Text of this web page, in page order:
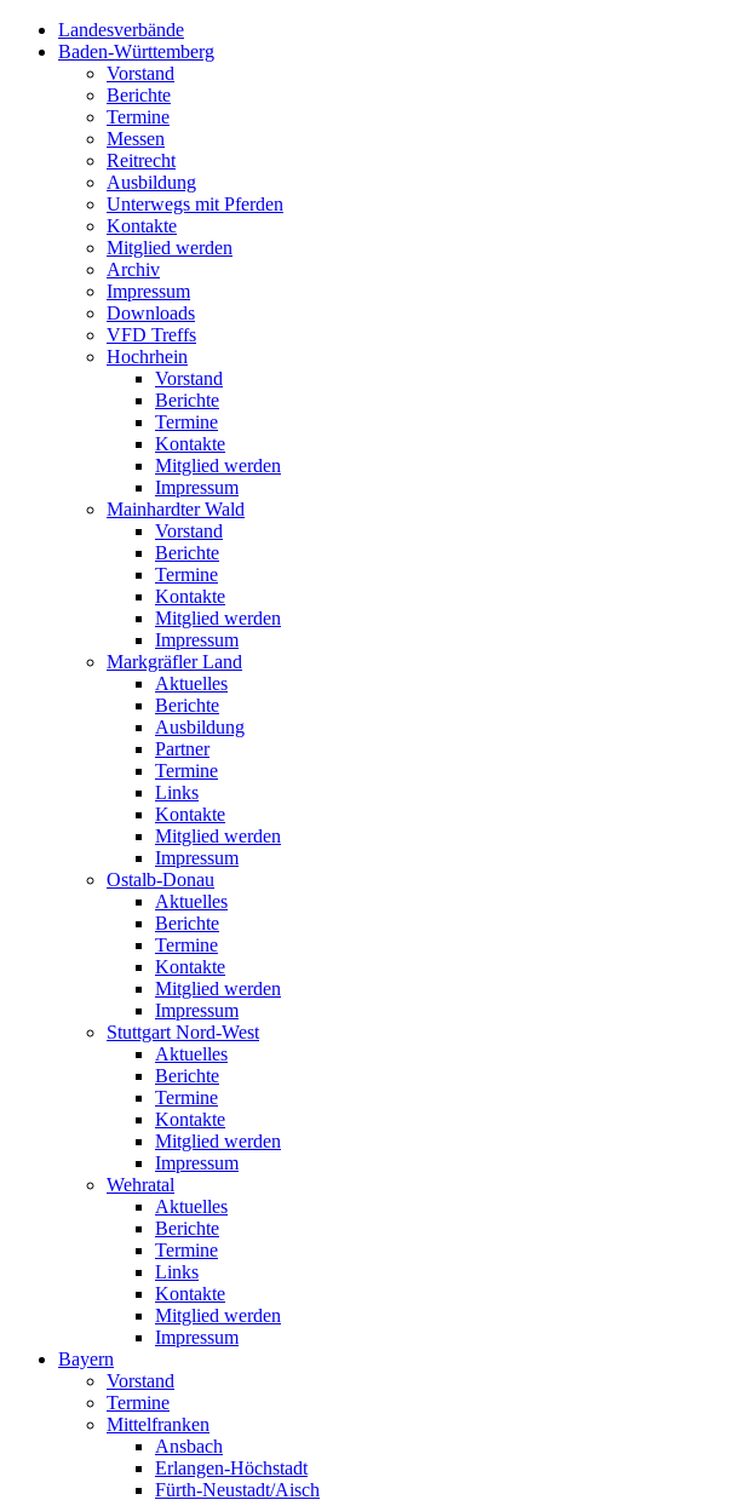
Landesverbände
Baden-Württemberg
Vorstand
Berichte
Termine
Messen
Reitrecht
Ausbildung
Unterwegs mit Pferden
Kontakte
Mitglied werden
Archiv
Impressum
Downloads
VFD Treffs
Hochrhein
Vorstand
Berichte
Termine
Kontakte
Mitglied werden
Impressum
Mainhardter Wald
Vorstand
Berichte
Termine
Kontakte
Mitglied werden
Impressum
Markgräfler Land
Aktuelles
Berichte
Ausbildung
Partner
Termine
Links
Kontakte
Mitglied werden
Impressum
Ostalb-Donau
Aktuelles
Berichte
Termine
Kontakte
Mitglied werden
Impressum
Stuttgart Nord-West
Aktuelles
Berichte
Termine
Kontakte
Mitglied werden
Impressum
Wehratal
Aktuelles
Berichte
Termine
Links
Kontakte
Mitglied werden
Impressum
Bayern
Vorstand
Termine
Mittelfranken
Ansbach
Erlangen-Höchstadt
Fürth-Neustadt/Aisch